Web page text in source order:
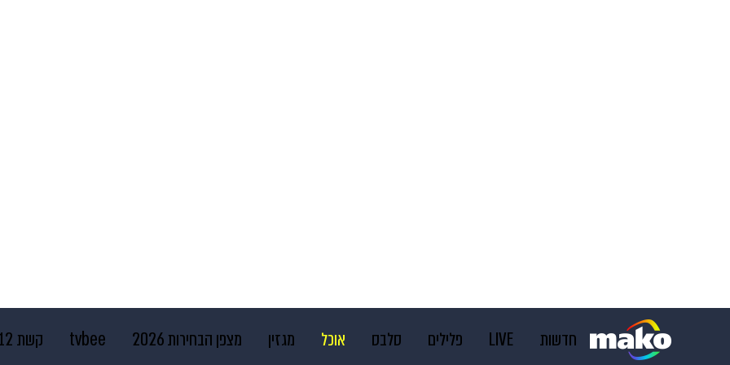
חדשות LIVE פלילים סלבס אוכל מגזין מצפן הבחירות 2026 tvbee קשת 12